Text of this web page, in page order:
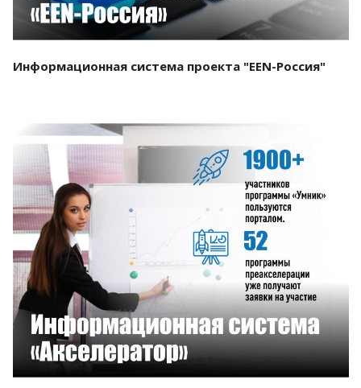
Информационная система проекта "EEN-Россия"
Смотреть проект